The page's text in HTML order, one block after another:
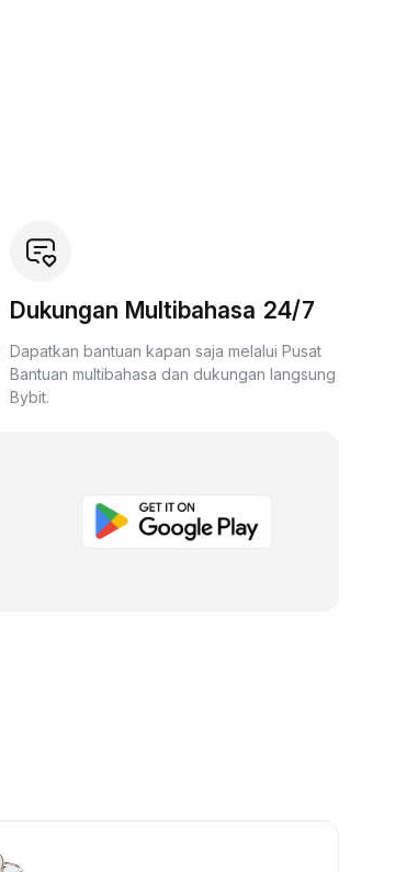
Dukungan Multibahasa 24/7
Dapatkan bantuan kapan saja melalui Pusat
Bantuan multibahasa dan dukungan langsung
Bybit.